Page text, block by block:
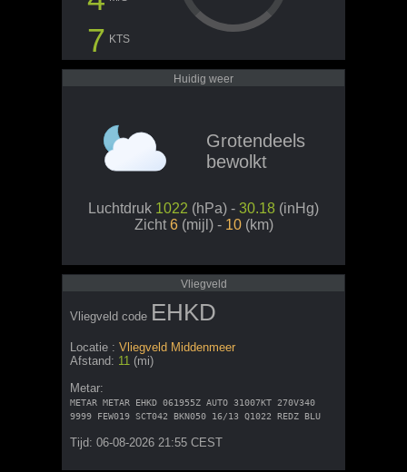
7 KTS
Huidig weer
Grotendeels
bewolkt
Luchtdruk 1022 (hPa) - 30.18 (inHg)
Zicht6 (mijl) - 10 (km)
Vliegveld
Vliegveld code EHKD
Locatie : Vliegveld Middenmeer
Afstand: 11 (mi)
Metar:
METAR METAR EHKD 061955Z AUTO 31007KT 270V340
9999 FEW019 SCT042 BKN050 16/13 Q1022 REDZ BLU
Tijd: 06-08-2026 21:55 CEST